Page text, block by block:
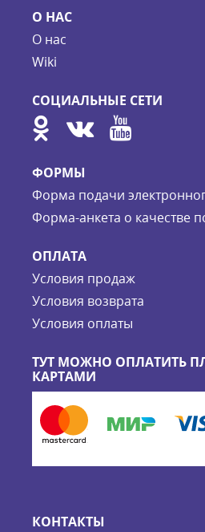
О НАС
О нас
Wiki
СОЦИАЛЬНЫЕ СЕТИ
ФОРМЫ
Форма подачи
Форма-анкета о качестве
ОПЛАТА
Условия продаж
Условия возврата
Условия оплаты
ТУТ МОЖНО ОПЛАТИТЬ
КАРТАМИ
КОНТАКТЫ